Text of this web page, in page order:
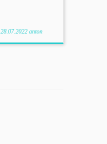
28.07.2022 anton